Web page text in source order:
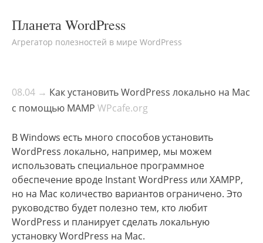
Планета WordPress
Агрегатор полезностей в мире WordPress
08.04 → Как установить WordPress локально на Mac
с помощью MAMP WPcafe.org
В Windows есть много способов установить
WordPress локально, например, мы можем
использовать специальное программное
обеспечение вроде Instant WordPress или XAMPP,
но на Mac количество вариантов ограничено. Это
руководство будет полезно тем, кто любит
WordPress и планирует сделать локальную
установку WordPress на Mас.